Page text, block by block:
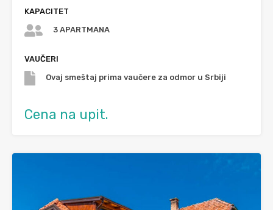
KAPACITET
3 APARTMANA
VAUČERI
Ovaj smeštaj prima vaučere za odmor u Srbiji
Cena na upit.